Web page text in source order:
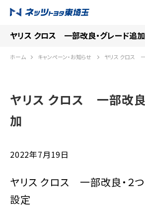
ヤリス クロス 一部改良・グレード追加
ホーム キャンペーン・お知らせ ヤリス クロス
ヤリス クロス 一部改良
加
2022年7月19日
ヤリス クロス 一部改良・２
設定